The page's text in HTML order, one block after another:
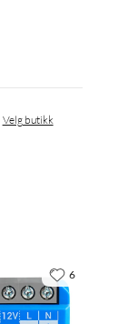
Velg butikk
6